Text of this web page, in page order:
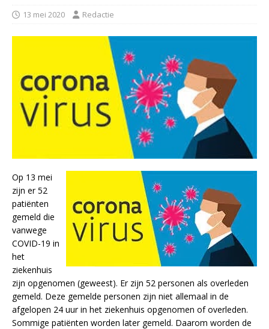
13 mei 2020 Redactie
Op 13 mei
zijn er 52
patiënten
gemeld die
vanwege
COVID-19 in
het
ziekenhuis
zijn opgenomen (geweest). Er zijn 52 personen als overleden
gemeld. Deze gemelde personen zijn niet allemaal in de
afgelopen 24 uur in het ziekenhuis opgenomen of overleden.
Sommige patiënten worden later gemeld. Daarom worden de